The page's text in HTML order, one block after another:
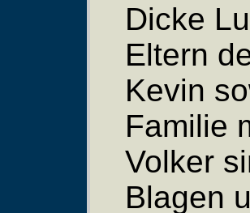
Dicke
Eltern
Kevin
Familie
Volker
Blagen